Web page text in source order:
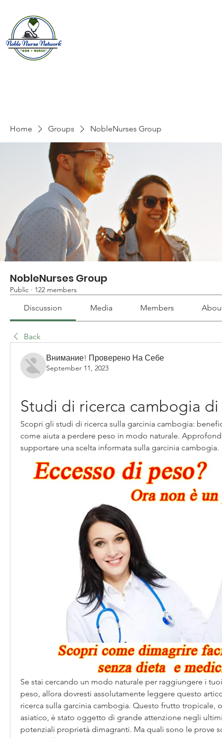
Home Groups NobleNurses Group
NobleNurses Group
Public · 122 members
Discussion Media Members
Back
Внимание! Проверено На Себе
September 11, 2023
Studi di ricerca cambogia
Scopri gli studi di ricerca sulla garcinia cambogia:
come aiuta a perdere peso in modo naturale.
supportare una scelta informata sulla garcinia cambogia.
Se stai cercando un modo naturale per raggiungere i
peso, allora dovresti assolutamente leggere questo
ricerca sulla garcinia cambogia. Questo frutto tropicale,
asiatico, è stato oggetto di grande attenzione negli
potenziali proprietà dimagranti. Ma quali sono le prove